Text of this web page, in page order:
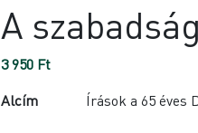
A
3 950 Ft
Alcím
Írások a 65 éves